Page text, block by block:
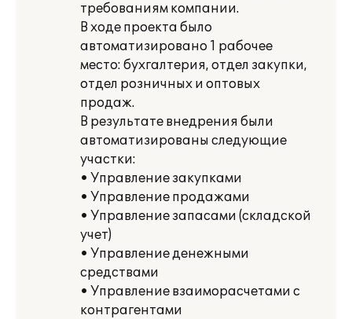
требованиям компании.
В ходе проекта было
автоматизировано 1 рабочее
место: бухгалтерия, отдел закупки,
отдел розничных и оптовых
продаж.
В результате внедрения были
автоматизированы следующие
участки:
• Управление закупками
• Управление продажами
• Управление запасами (складской
учет)
• Управление денежными
средствами
• Управление взаиморасчетами с
контрагентами